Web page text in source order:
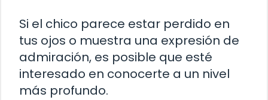
Si el chico parece estar perdido en
tus ojos o muestra una expresión de
admiración, es posible que esté
interesado en conocerte a un nivel
más profundo.